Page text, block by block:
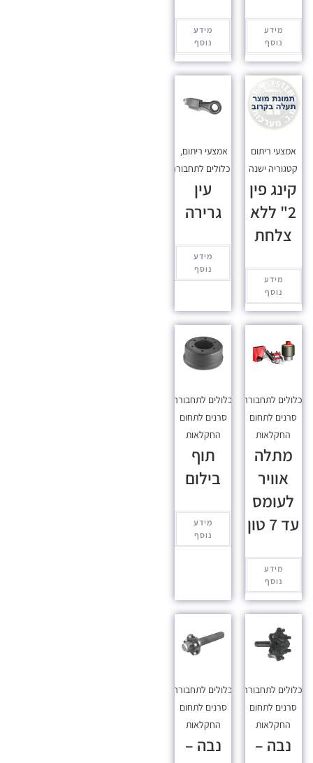
מידע
נוסף
מידע
נוסף
אמצעי ריתום
קטגוריה ישנה
קינג פין
2" ללא
צלחת
מידע
נוסף
אמצעי ריתום,
מכלולים לתחבורה
עין
גרירה
מידע
נוסף
לתחבורה,
סרנים לתחום
החקלאות
מתלה
אוויר
לעומס
עד 7 טון
מידע
נוסף
מכלולים לתחבורה,
סרנים לתחום
החקלאות
תוף
בילום
מידע
נוסף
לתחבורה,
סרנים לתחום
החקלאות
נבה –
מכלולים לתחבורה,
סרנים לתחום
החקלאות
נבה –